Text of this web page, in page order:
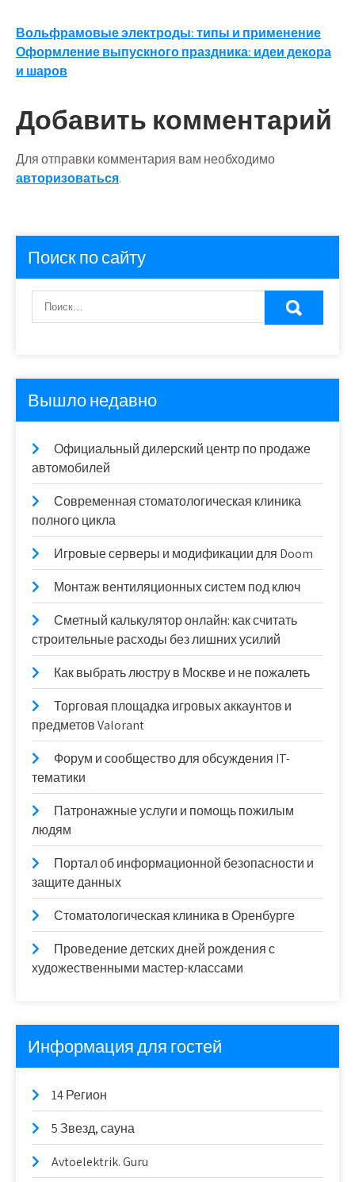
Навигация
по
Вольфрамовые электроды: типы и применение
Оформление выпускного праздника: идеи декора
и шаров
Добавить комментарий
Для отправки комментария вам необходимо
авторизоваться.
Поиск по сайту
Вышло недавно
Официальный дилерский центр по продаже
автомобилей
Современная стоматологическая клиника
полного цикла
Игровые серверы и модификации для Doom
Монтаж вентиляционных систем под ключ
Сметный калькулятор онлайн: как считать
строительные расходы без лишних усилий
Как выбрать люстру в Москве и не пожалеть
Торговая площадка игровых аккаунтов и
предметов Valorant
Форум и сообщество для обсуждения IT-
тематики
Патронажные услуги и помощь пожилым
людям
Портал об информационной безопасности и
защите данных
Стоматологическая клиника в Оренбурге
Проведение детских дней рождения с
художественными мастер-классами
Информация для гостей
14 Регион
5 Звезд, сауна
Avtoelektrik. Guru